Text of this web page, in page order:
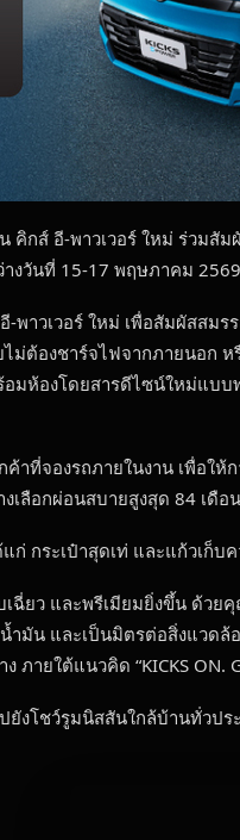
ส์ อี-พาวเวอร์ ใหม่ ร่วมสัม
างวันที่ 15-17 พฤษภาคม
าวเวอร์ ใหม่ เพื่อสัมผัสสม
องชาร์จไฟจากภายนอก
มห้องโดยสารดีไซน์ใหม่แบ
จองรถภายในงาน เพื่อให้ก
เลือกผ่อนสบายสูงสุด 84 เ
กระเป๋าสุดเท่ และแก้วเก็
ยว และพรีเมียมยิ่งขึ้น ด้ว
มัน และเป็นมิตรต่อสิ่งแวด
ายใต้แนวคิด “KICKS ON.
ปยังโชว์รูมนิสสันใกล้บ้านทั่